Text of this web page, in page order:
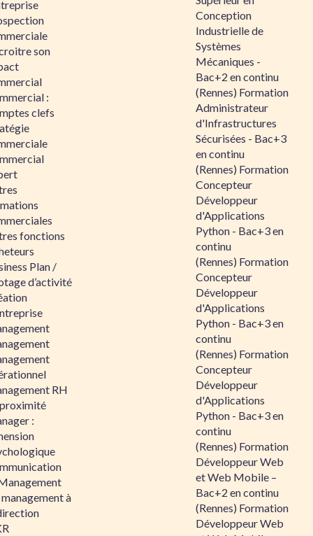
son
:
clefs
fonctions
Plan /
d’activité
RH
:
à
Conception
Industrielle de
Systèmes
Mécaniques -
Bac+2 en continu
(Rennes) Formation
Administrateur
d'Infrastructures
Sécurisées - Bac+3
en continu
(Rennes) Formation
Concepteur
Développeur
d'Applications
Python - Bac+3 en
continu
(Rennes) Formation
Concepteur
Développeur
d'Applications
Python - Bac+3 en
continu
(Rennes) Formation
Concepteur
Développeur
d'Applications
Python - Bac+3 en
continu
(Rennes) Formation
Développeur Web
et Web Mobile –
Bac+2 en continu
(Rennes) Formation
Développeur Web